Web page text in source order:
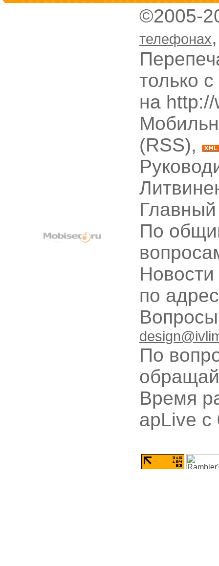
©2005-
телефонах
только
на
(RSS),
По
по
По
Время
apLive c